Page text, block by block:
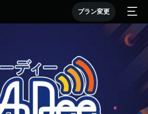
プラン変更